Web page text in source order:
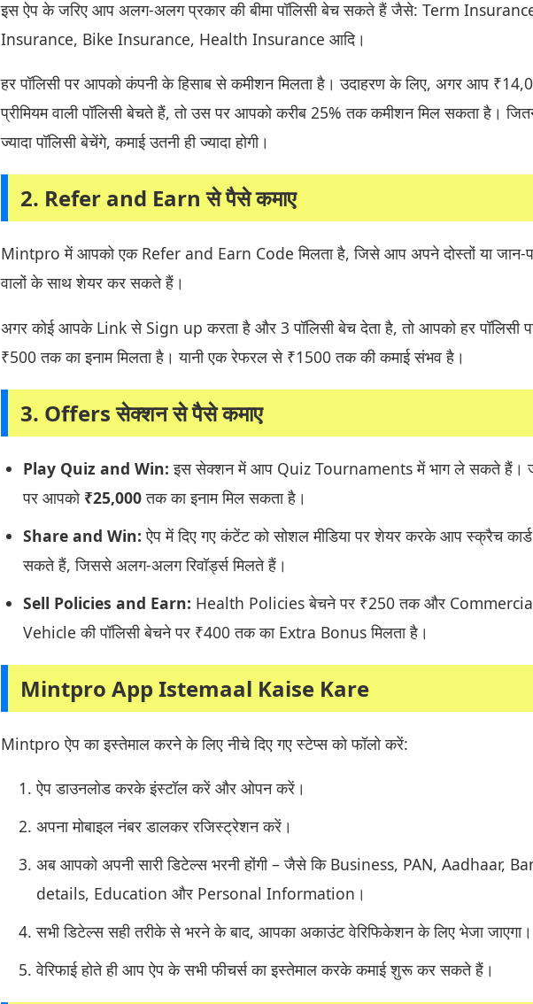
इस ऐप के जरिए आप अलग-अलग प्रकार की बीमा पॉलिसी बेच सकते हैं जैसे: Term
Insurance, Bike Insurance, Health Insurance आदि।
हर पॉलिसी पर आपको कंपनी के हिसाब से कमीशन मिलता है। उदाहरण के लिए, अगर आप
प्रीमियम वाली पॉलिसी बेचते हैं, तो उस पर आपको करीब 25% तक कमीशन मिल सकता है।
ज्यादा पॉलिसी बेचेंगे, कमाई उतनी ही ज्यादा होगी।
2. Refer and Earn से पैसे कमाए
Mintpro में आपको एक Refer and Earn Code मिलता है, जिसे आप अपने दोस्तों या जान-
वालों के साथ शेयर कर सकते हैं।
अगर कोई आपके Link से Sign up करता है और 3 पॉलिसी बेच देता है, तो आपको हर पॉलिसी
₹500 तक का इनाम मिलता है। यानी एक रेफरल से ₹1500 तक की कमाई संभव है।
3. Offers सेक्शन से पैसे कमाए
Play Quiz and Win: इस सेक्शन में आप Quiz Tournaments में भाग ले सकते हैं।
पर आपको ₹25,000तक का इनाम मिल सकता है।
Share and Win: ऐप में दिए गए कंटेंट को सोशल मीडिया पर शेयर करके आप स्क्रैच
सकते हैं, जिससे अलग-अलग रिवॉर्ड्स मिलते हैं।
Sell Policies and Earn: Health Policies बेचने पर ₹250 तक और
Vehicle की पॉलिसी बेचने पर ₹400 तक का Extra Bonus मिलता है।
Mintpro App Istemaal Kaise Kare
Mintpro ऐप का इस्तेमाल करने के लिए नीचे दिए गए स्टेप्स को फॉलो करें:
ऐप डाउनलोड करके इंस्टॉल करें और ओपन करें।
अपना मोबाइल नंबर डालकर रजिस्ट्रेशन करें।
अब आपको अपनी सारी डिटेल्स भरनी होंगी – जैसे कि Business, PAN, Aadhaar,
details, Education और Personal Information।
सभी डिटेल्स सही तरीके से भरने के बाद, आपका अकाउंट वेरिफिकेशन के लिए भेजा जाएगा।
वेरिफाई होते ही आप ऐप के सभी फीचर्स का इस्तेमाल करके कमाई शुरू कर सकते हैं।